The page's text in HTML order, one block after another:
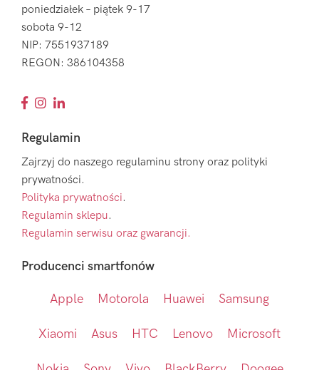
poniedziałek – piątek 9-17
sobota 9-12
NIP: 7551937189
REGON: 386104358
Regulamin
Zajrzyj do naszego regulaminu strony oraz polityki
prywatności.
Polityka prywatności.
Regulamin sklepu.
Regulamin serwisu oraz gwarancji.
Producenci smartfonów
Apple Motorola Huawei Samsung
Xiaomi Asus HTC Lenovo Microsoft